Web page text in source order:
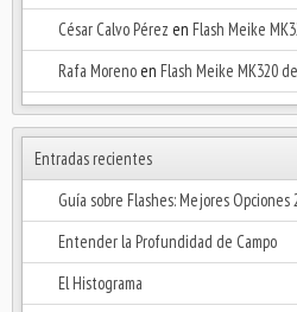
César Calvo Pérez en Flash Meike
Rafa Moreno en Flash Meike MK320
Entradas recientes
Guía sobre Flashes: Mejores Opciones
Entender la Profundidad de Campo
El Histograma